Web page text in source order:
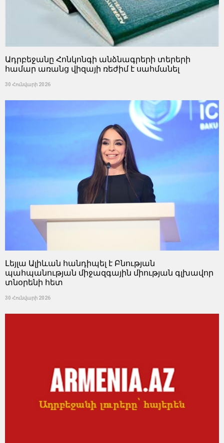
Ադրբեջանը Հոնկոնգի անձնագրերի տերերի
համար առանց վիզայի ռեժիմ է սահմանել
30 Հունվարի 2026
Լեյլա Ալիևան հանդիպել է Բնության
պահպանության միջազգային միության գլխավոր
տնօրենի հետ
30 Հունվարի 2026